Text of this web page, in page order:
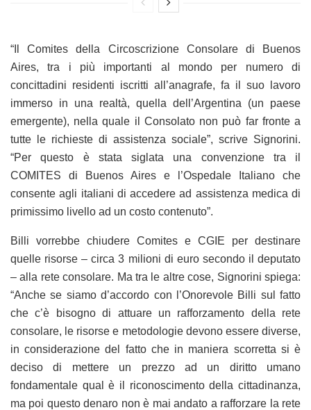
“Il Comites della Circoscrizione Consolare di Buenos
Aires, tra i più importanti al mondo per numero di
concittadini residenti iscritti all’anagrafe, fa il suo lavoro
immerso in una realtà, quella dell’Argentina (un paese
emergente), nella quale il Consolato non può far fronte a
tutte le richieste di assistenza sociale”, scrive Signorini.
“Per questo è stata siglata una convenzione tra il
COMITES di Buenos Aires e l’Ospedale Italiano che
consente agli italiani di accedere ad assistenza medica di
primissimo livello ad un costo contenuto”.
Billi vorrebbe chiudere Comites e CGIE per destinare
quelle risorse – circa 3 milioni di euro secondo il deputato
– alla rete consolare. Ma tra le altre cose, Signorini spiega:
“Anche se siamo d’accordo con l’Onorevole Billi sul fatto
che c’è bisogno di attuare un rafforzamento della rete
consolare, le risorse e metodologie devono essere diverse,
in considerazione del fatto che in maniera scorretta si è
deciso di mettere un prezzo ad un diritto umano
fondamentale qual è il riconoscimento della cittadinanza,
ma poi questo denaro non è mai andato a rafforzare la rete